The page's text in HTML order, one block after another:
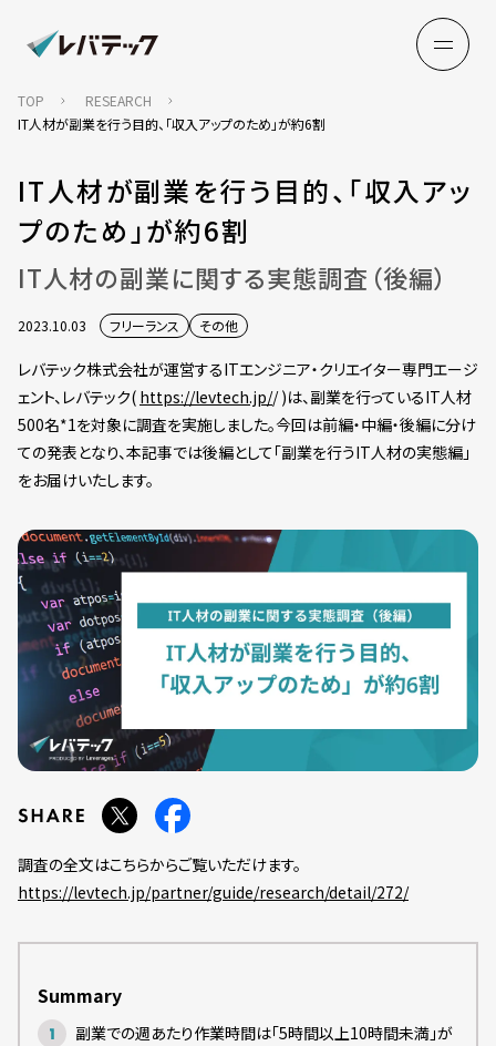
TOP
RESEARCH
IT人材が副業を行う目的、「収入アップのため」が約6割
IT人材が副業を行う目的、「収入アッ
プのため」が約6割
IT人材の副業に関する実態調査（後編）
2023.10.03 フリーランス その他
レバテック株式会社が運営するITエンジニア・クリエイター専門エージ
ェント、レバテック( https://levtech.jp// )は、副業を行っているIT人材
500名*1を対象に調査を実施しました。今回は前編・中編・後編に分け
ての発表となり、本記事では後編として「副業を行うIT人材の実態編」
をお届けいたします。
調査の全文はこちらからご覧いただけます。
https://levtech.jp/partner/guide/research/detail/272/
Summary
副業での週あたり作業時間は「5時間以上10時間未満」が